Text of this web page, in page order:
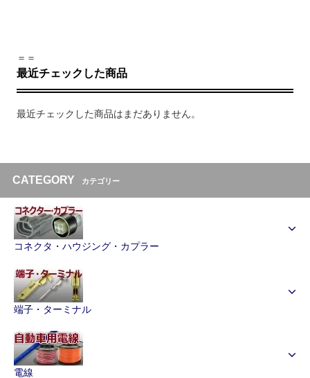
＝＝
最近チェックした商品
最近チェックした商品はまだありません。
CATEGORY カテゴリー
コネクタ・ハウジング・カプラー
端子・ターミナル
電線